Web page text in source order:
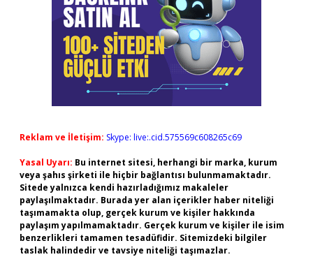
Reklam ve İletişim: Skype: live:.cid.575569c608265c69
Yasal Uyarı: Bu internet sitesi, herhangi bir marka, kurum
veya şahıs şirketi ile hiçbir bağlantısı bulunmamaktadır.
Sitede yalnızca kendi hazırladığımız makaleler
paylaşılmaktadır. Burada yer alan içerikler haber niteliği
taşımamakta olup, gerçek kurum ve kişiler hakkında
paylaşım yapılmamaktadır. Gerçek kurum ve kişiler ile isim
benzerlikleri tamamen tesadüfidir. Sitemizdeki bilgiler
taslak halindedir ve tavsiye niteliği taşımazlar.